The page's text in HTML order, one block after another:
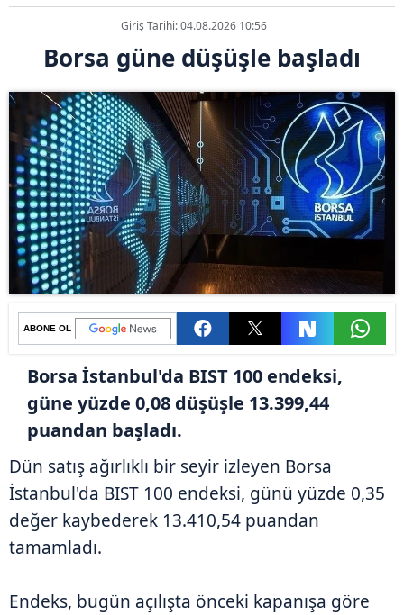
Giriş Tarihi: 04.08.2026 10:56
Borsa güne düşüşle başladı
ABONE OL
Borsa İstanbul'da BIST 100 endeksi,
güne yüzde 0,08 düşüşle 13.399,44
puandan başladı.
Dün satış ağırlıklı bir seyir izleyen Borsa
İstanbul'da BIST 100 endeksi, günü yüzde 0,35
değer kaybederek 13.410,54 puandan
tamamladı.
Endeks, bugün açılışta önceki kapanışa göre